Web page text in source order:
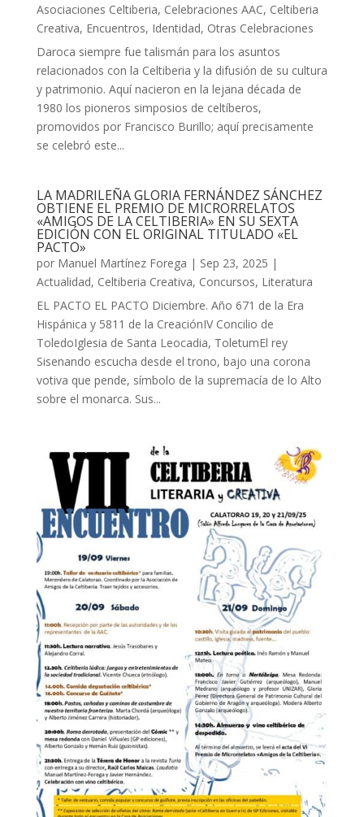
Asociaciones Celtiberia, Celebraciones AAC, Celtiberia
Creativa, Encuentros, Identidad, Otras Celebraciones
Daroca siempre fue talismán para los asuntos
relacionados con la Celtiberia y la difusión de su cultura
y patrimonio. Aquí nacieron en la lejana década de
1980 los pioneros simposios de celtíberos,
promovidos por Francisco Burillo; aquí precisamente
se celebró este...
LA MADRILEÑA GLORIA FERNÁNDEZ SÁNCHEZ
OBTIENE EL PREMIO DE MICRORRELATOS
«AMIGOS DE LA CELTIBERIA» EN SU SEXTA
EDICIÓN CON EL ORIGINAL TITULADO «EL
PACTO»
por Manuel Martínez Forega | Sep 23, 2025 |
Actualidad, Celtiberia Creativa, Concursos, Literatura
EL PACTO EL PACTO Diciembre. Año 671 de la Era
Hispánica y 5811 de la CreaciónIV Concilio de
ToledoIglesia de Santa Leocadia, ToletumEl rey
Sisenando escucha desde el trono, bajo una corona
votiva que pende, símbolo de la supremacía de lo Alto
sobre el monarca. Sus...